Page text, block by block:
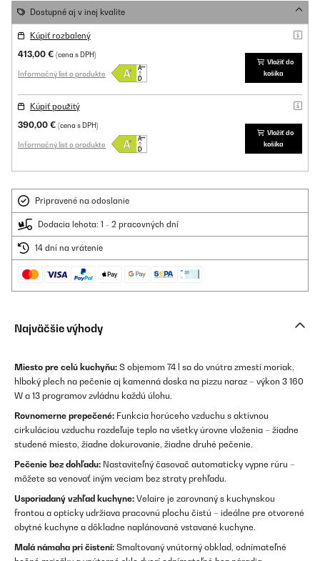
Dostupné aj v inej kvalite
Kúpiť rozbalený
413,00 € (cena s DPH)
Informačný list o produkte
Vložiť do
košíka
Kúpiť použitý
390,00 € (cena s DPH)
Informačný list o produkte
Vložiť do
košíka
Pripravené na odoslanie
Dodacia lehota: 1 - 2 pracovných dní
14 dní na vrátenie
Najväčšie výhody
Miesto pre celú kuchyňu: S objemom 74 l sa do vnútra zmestí moriak,
hlboký plech na pečenie aj kamenná doska na pizzu naraz – výkon 3 160
W a 13 programov zvládnu každú úlohu.
Rovnomerne prepečené: Funkcia horúceho vzduchu s aktívnou
cirkuláciou vzduchu rozdeľuje teplo na všetky úrovne vloženia – žiadne
studené miesto, žiadne dokurovanie, žiadne druhé pečenie.
Pečenie bez dohľadu: Nastaviteľný časovač automaticky vypne rúru –
môžete sa venovať iným veciam bez straty prehľadu.
Usporiadaný vzhľad kuchyne: Velaire je zarovnaný s kuchynskou
frontou a opticky udržiava pracovnú plochu čistú – ideálne pre otvorené
obytné kuchyne a dôkladne naplánované vstavané kuchyne.
Malá námaha pri čistení: Smaltovaný vnútorný obklad, odnímateľné